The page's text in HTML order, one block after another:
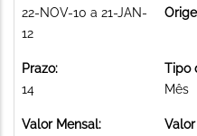
22-NOV-10 a 21-JAN-
12
Prazo:
14
Tipo
Mês
Valor Mensal: